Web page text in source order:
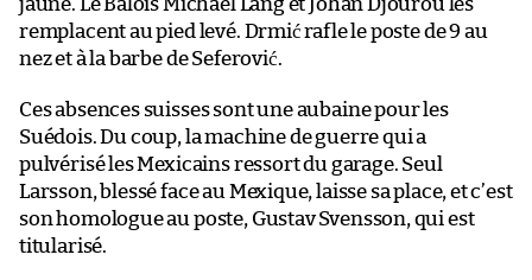
jaune. Le Bâlois Michaël Lang et Johan Djourou les
remplacent au pied levé. Drmić rafle le poste de 9 au
nez et à la barbe de Seferović.
Ces absences suisses sont une aubaine pour les
Suédois. Du coup, la machine de guerre qui a
pulvérisé les Mexicains ressort du garage. Seul
Larsson, blessé face au Mexique, laisse sa place, et c’est
son homologue au poste, Gustav Svensson, qui est
titularisé.